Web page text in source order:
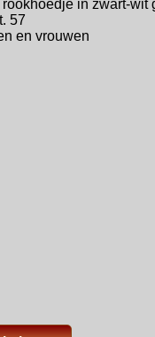
in zwart-wit
57
en vrouwen